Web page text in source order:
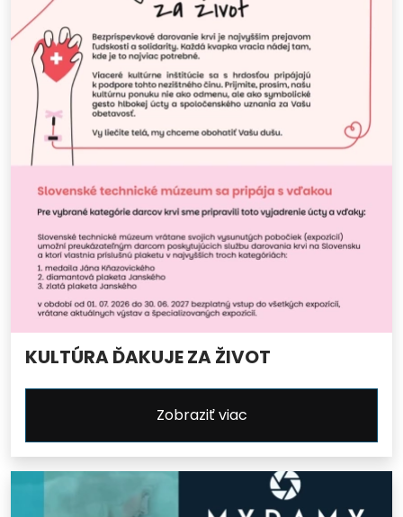
KULTÚRA ĎAKUJE ZA ŽIVOT
Zobraziť viac